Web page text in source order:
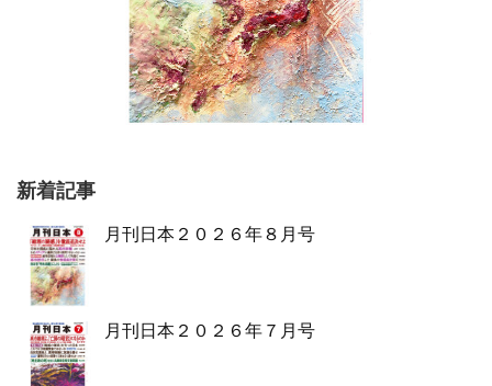
新着記事
月刊日本２０２６年８月号
月刊日本２０２６年７月号